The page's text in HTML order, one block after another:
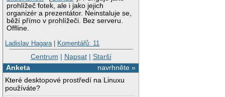
prohlížeč fotek, ale i jako jejich
organizér a prezentátor. Neinstaluje se,
běží přímo v prohlížeči. Bez serveru.
Offline.
Ladislav Hagara| Komentářů: 11
Centrum | Napsat| Starší
navrhněte »
Anketa
Které desktopové prostředí na Linuxu
používáte?